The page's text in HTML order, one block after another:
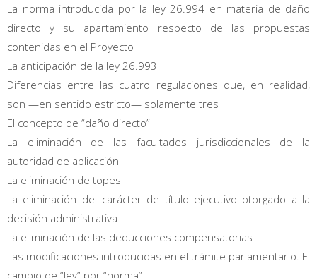
La norma introducida por la ley 26.994 en materia de daño
directo y su apartamiento respecto de las propuestas
contenidas en el Proyecto
La anticipación de la ley 26.993
Diferencias entre las cuatro regulaciones que, en realidad,
son —en sentido estricto— solamente tres
El concepto de “daño directo”
La eliminación de las facultades jurisdiccionales de la
autoridad de aplicación
La eliminación de topes
La eliminación del carácter de título ejecutivo otorgado a la
decisión administrativa
La eliminación de las deducciones compensatorias
Las modificaciones introducidas en el trámite parlamentario. El
cambio de “ley” por “norma”